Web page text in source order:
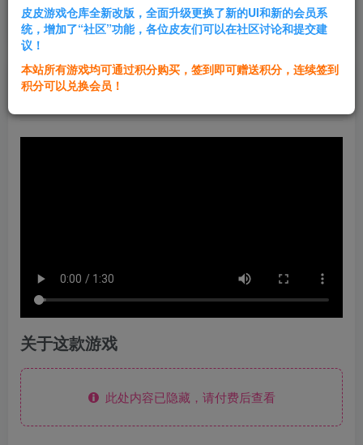
登录购买
群主1号
关于这款游戏
此处内容已隐藏，请付费后查看
皮皮游戏仓库全新改版，全面升级更换了新的UI和新的会员系
统，增加了“社区”功能，各位皮友们可以在社区讨论和提交建
议！
本站所有游戏均可通过积分购买，签到即可赠送积分，连续签到
积分可以兑换会员！